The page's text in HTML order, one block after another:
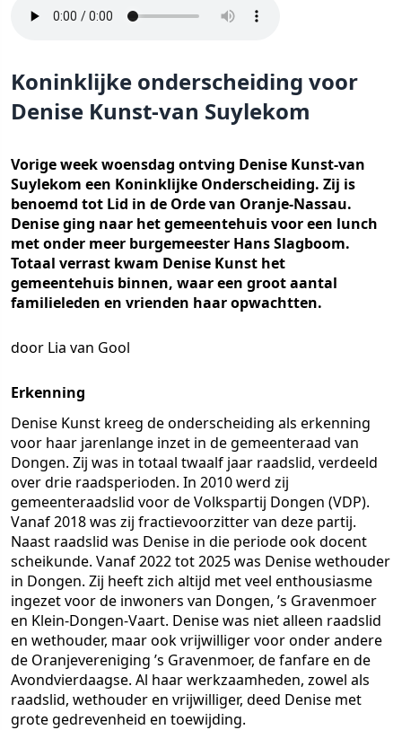
Koninklijke onderscheiding voor
Denise Kunst-van Suylekom
Vorige week woensdag ontving Denise Kunst-van
Suylekom een Koninklijke Onderscheiding. Zij is
benoemd tot Lid in de Orde van Oranje-Nassau.
Denise ging naar het gemeentehuis voor een lunch
met onder meer burgemeester Hans Slagboom.
Totaal verrast kwam Denise Kunst het
gemeentehuis binnen, waar een groot aantal
familieleden en vrienden haar opwachtten.
door Lia van Gool
Erkenning
Denise Kunst kreeg de onderscheiding als erkenning
voor haar jarenlange inzet in de gemeenteraad van
Dongen. Zij was in totaal twaalf jaar raadslid, verdeeld
over drie raadsperioden. In 2010 werd zij
gemeenteraadslid voor de Volkspartij Dongen (VDP).
Vanaf 2018 was zij fractievoorzitter van deze partij.
Naast raadslid was Denise in die periode ook docent
scheikunde. Vanaf 2022 tot 2025 was Denise wethouder
in Dongen. Zij heeft zich altijd met veel enthousiasme
ingezet voor de inwoners van Dongen, ’s Gravenmoer
en Klein-Dongen-Vaart. Denise was niet alleen raadslid
en wethouder, maar ook vrijwilliger voor onder andere
de Oranjevereniging ’s Gravenmoer, de fanfare en de
Avondvierdaagse. Al haar werkzaamheden, zowel als
raadslid, wethouder en vrijwilliger, deed Denise met
grote gedrevenheid en toewijding.